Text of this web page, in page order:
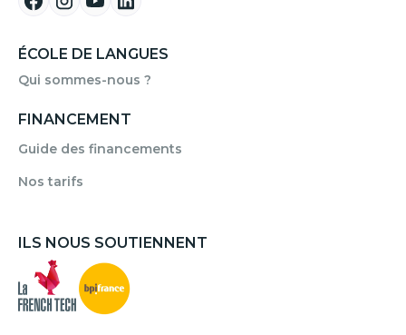
ÉCOLE DE LANGUES
Qui sommes-nous ?
FINANCEMENT
Guide des financements
Nos tarifs
ILS NOUS SOUTIENNENT